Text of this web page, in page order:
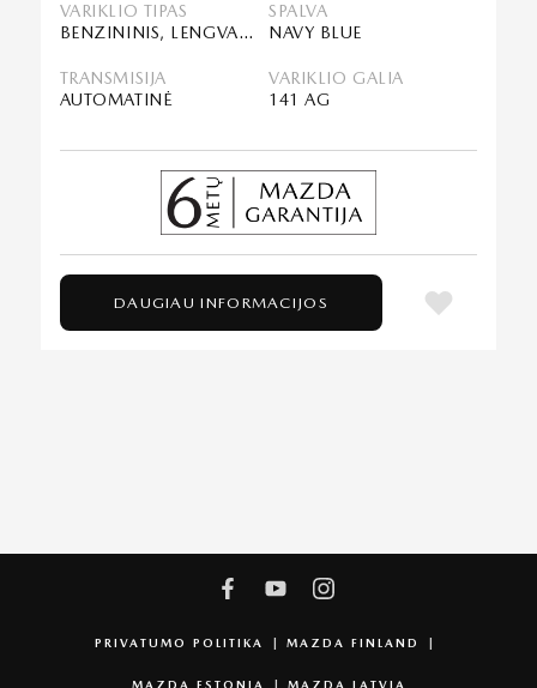
VARIKLIO TIPAS
BENZININIS, LENGVASIS HIBRIDAS (MHEV)
SPALVA
NAVY BLUE
TRANSMISIJA
AUTOMATINĖ
VARIKLIO GALIA
141 AG
DAUGIAU INFORMACIJOS
PRIVATUMO POLITIKA MAZDA FINLAND
MAZDA ESTONIA MAZDA LATVIA